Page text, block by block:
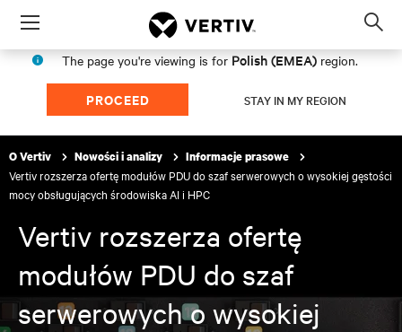
Menu
The page you're viewing is for Polish (EMEA) region.
PROCEED STAY IN MY REGION
O Vertiv Nowości i analizy Informacje prasowe
Vertiv rozszerza ofertę modułów PDU do szaf serwerowych o wysokiej gęstości
mocy obsługujących środowiska AI i HPC
Vertiv rozszerza ofertę
modułów PDU do szaf
serwerowych o wysokiej